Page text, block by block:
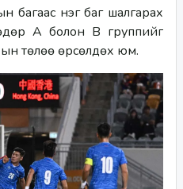
багаас нэг баг шалгарах
А болон B группийг
төлөө өрсөлдөх юм.